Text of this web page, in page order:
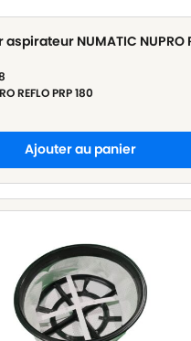
NUMATIC NUPRO
REFLO PRP 180
Ajouter au panier